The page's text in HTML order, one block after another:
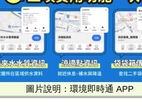
要倡導民眾透過「巡、倒、清、
圖片說明：環境即時通 APP
由環境部發布的「環境即時通